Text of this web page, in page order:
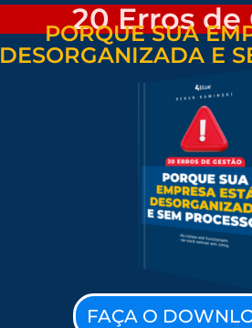
20 Erros de
PORQUE SUA
DESORGANIZADA E
FAÇA O